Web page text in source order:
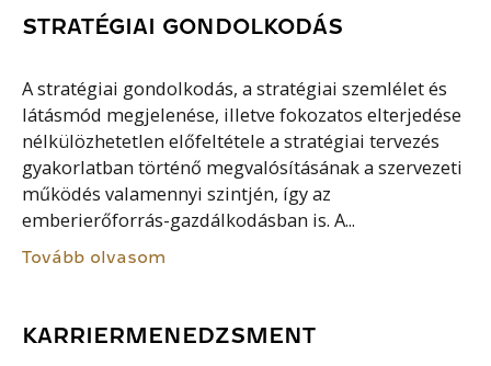
STRATÉGIAI GONDOLKODÁS
A stratégiai gondolkodás, a stratégiai szemlélet és
látásmód megjelenése, illetve fokozatos elterjedése
nélkülözhetetlen előfeltétele a stratégiai tervezés
gyakorlatban történő megvalósításának a szervezeti
működés valamennyi szintjén, így az
emberierőforrás-gazdálkodásban is. A...
Tovább olvasom
KARRIERMENEDZSMENT